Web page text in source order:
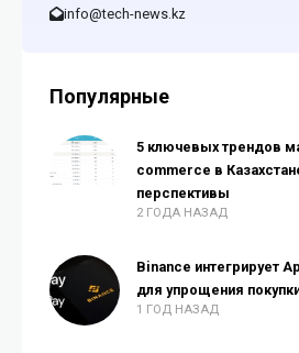
info@tech-news.kz
Популярные
5 ключевых трендов
commerce в
перспективы
2 ГОДА НАЗАД
Binance интегрирует Apple Pay и Google Pay
для упрощения
1 ГОД НАЗАД